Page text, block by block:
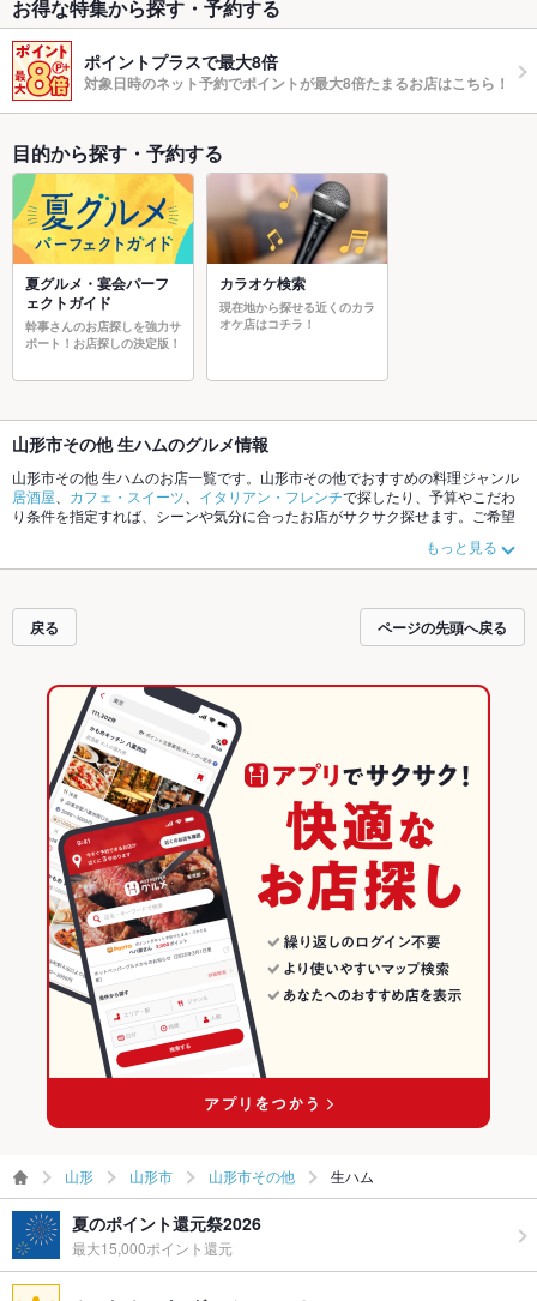
お得な特集から探す・予約する
ポイントプラスで最大8倍
対象日時のネット予約でポイントが最大8倍たまるお店はこちら！
目的から探す・予約する
夏グルメ・宴会パーフ
ェクトガイド
幹事さんのお店探しを強力サ
ポート！お店探しの決定版！
カラオケ検索
現在地から探せる近くのカラ
オケ店はコチラ！
山形市その他 生ハムのグルメ情報
山形市その他 生ハムのお店一覧です。山形市その他でおすすめの料理ジャンル
居酒屋
カフェ・スイーツ イタリアン・フレンチで探したり、予算やこだわ
り条件を指定すれば、シーンや気分に合ったお店がサクサク探せます。ご希望
もチェックしてみてください。ホットペッパーグルメなら、お得なクーポ
ンはもちろん、こだわりメニューそば、ざるそば、天ざるそばや季節のおすす
利なネット予約が使えるお店も拡大中です。友達どうしの飲み会にも、会社の
宴会にも、デートやパーティーにもお得に便利にホットペッパーグルメをご利
用ください。
もっと見る
戻る ページの先頭へ戻る
山形 山形市 山形市その他 生ハム
夏のポイント還元祭2026
最大15,000ポイント還元